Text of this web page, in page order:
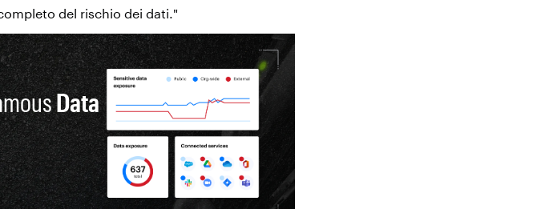
del rischio dei dati."
Data